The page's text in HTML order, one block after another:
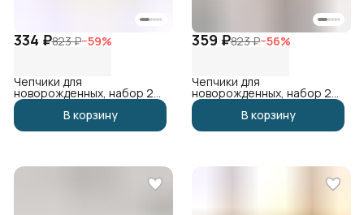
334 ₽823 ₽−59%
Чепчики для
новорожденных, набор 2
шт
В корзину
359 ₽823 ₽−56%
Чепчики для
новорожденных, набор 2
шт
В корзину